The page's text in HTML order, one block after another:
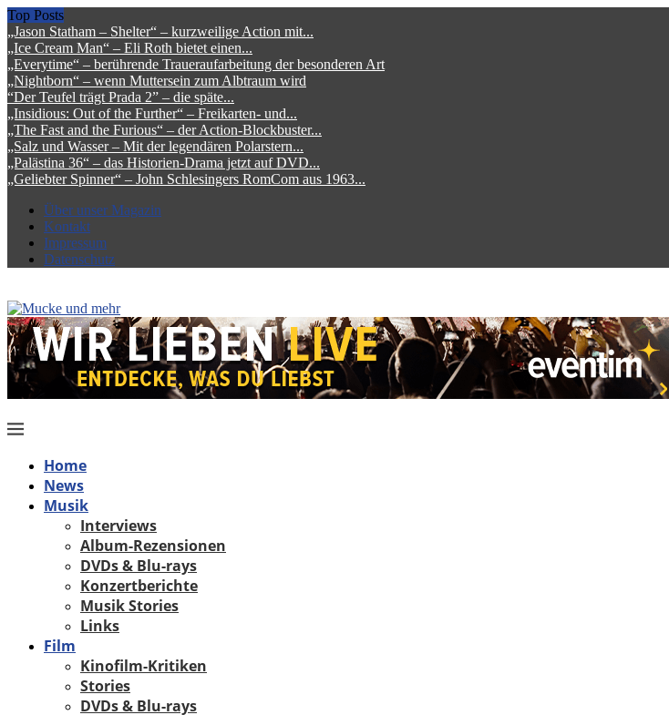
Top Posts
„Jason Statham – Shelter“ – kurzweilige Action mit...
„Ice Cream Man“ – Eli Roth bietet einen...
„Everytime“ – berührende Traueraufarbeitung der besonderen Art
„Nightborn“ – wenn Muttersein zum Albtraum wird
“Der Teufel trägt Prada 2” – die späte...
„Insidious: Out of the Further“ – Freikarten- und...
„The Fast and the Furious“ – der Action-Blockbuster...
„Salz und Wasser – Mit der legendären Polarstern...
„Palästina 36“ – das Historien-Drama jetzt auf DVD...
„Geliebter Spinner“ – John Schlesingers RomCom aus 1963...
Über unser Magazin
Kontakt
Impressum
Datenschutz
Home
News
Musik
Interviews
Album-Rezensionen
DVDs & Blu-rays
Konzertberichte
Musik Stories
Links
Film
Kinofilm-Kritiken
Stories
DVDs & Blu-rays